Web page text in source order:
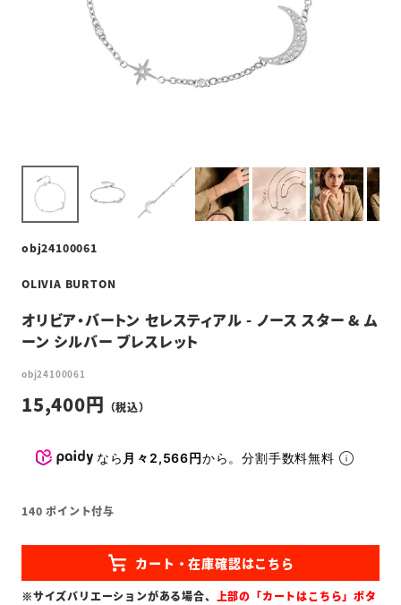
obj24100061
OLIVIA BURTON
オリビア・バートン セレスティアル - ノース スター & ム
ーン シルバー ブレスレット
obj24100061
15,400
なら 月々2,566円から。分割手数料無料
140 ポイント付与
※サイズバリエーションがある場合、 上部の「カートはこちら」ボタ